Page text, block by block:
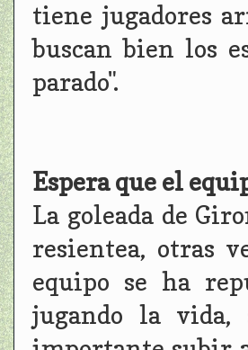
tiene jugadores
buscan bien los
parado".
Espera que el
La goleada de
resientea, otras
equipo se ha
jugando la vida,